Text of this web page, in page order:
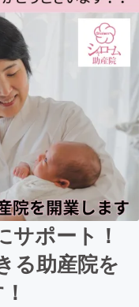
サポート！
る助産院を